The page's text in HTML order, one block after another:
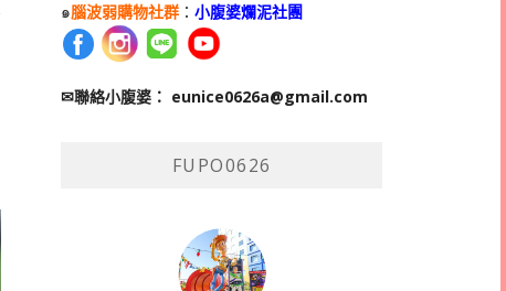
๑腦波弱購物社群 ：小腹婆爛泥社團
✉聯絡小腹婆： eunice0626a@gmail.com
FUPO0626